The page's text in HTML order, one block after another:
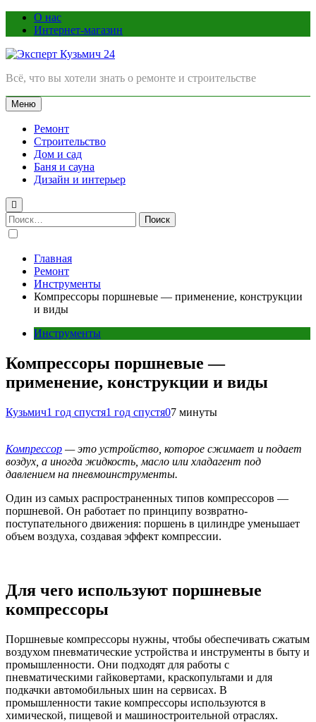
ПерейтиО нас
Интернет-магазин
Эксперт Кузьмич 24
Всё, что вы хотели знать о ремонте и строительстве
Меню
Ремонт
Строительство
Дом и сад
Баня и сауна
Дизайн и интерьер
Найти:
Главная
Ремонт
Инструменты
Компрессоры поршневые — применение, конструкции
и виды
Инструменты
Компрессоры поршневые —
применение, конструкции и виды
Кузьмич1 год спустя1 год спустя07 минуты
Компрессор — это устройство, которое сжимает и подает
воздух, а иногда жидкость, масло или хладагент под
давлением на пневмоинструменты.
Один из самых распространенных типов компрессоров —
поршневой. Он работает по принципу возвратно-
поступательного движения: поршень в цилиндре уменьшает
объем воздуха, создавая эффект компрессии.
Для чего используют поршневые
компрессоры
Поршневые компрессоры нужны, чтобы обеспечивать сжатым
воздухом пневматические устройства и инструменты в быту и
промышленности. Они подходят для работы с
пневматическими гайковертами, краскопультами и для
подкачки автомобильных шин на сервисах. В
промышленности такие компрессоры используются в
химической, пищевой и машиностроительной отраслях.